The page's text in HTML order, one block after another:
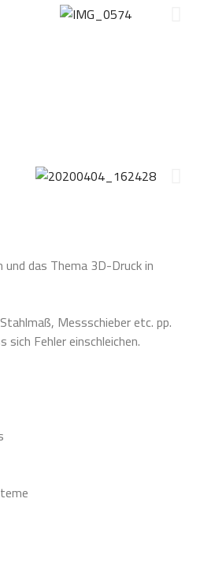
das Thema 3D-Druck in
Messschieber etc. pp.
Fehler einschleichen.